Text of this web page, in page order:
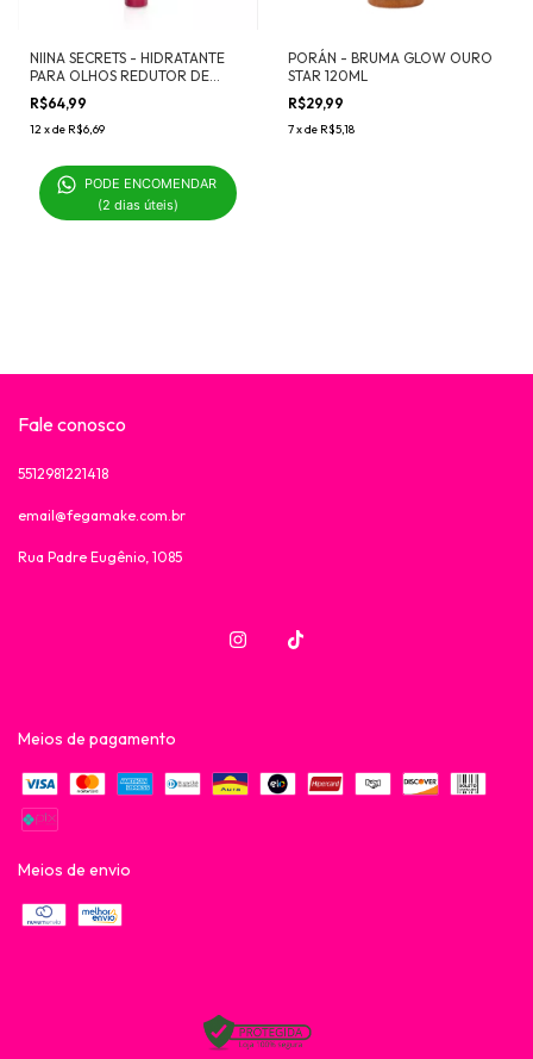
NIINA SECRETS - HIDRATANTE
PARA OLHOS REDUTOR DE
OLHEIRAS 15g
R$64,99
12xde R$6,69
PODE ENCOMENDAR
(2 dias úteis)
PORÁN - BRUMA GLOW OURO
STAR 120ML
R$29,99
7xde R$5,18
Fale conosco
5512981221418
email@fegamake.com.br
Rua Padre Eugênio, 1085
Meios de pagamento
Meios de envio